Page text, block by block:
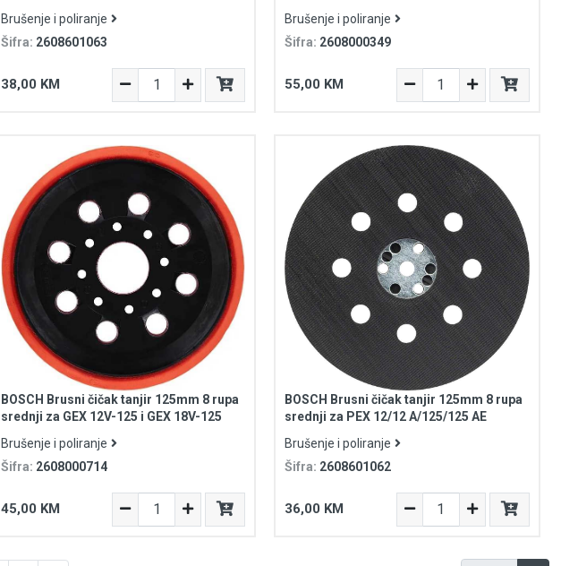
Brušenje i poliranje
Šifra: 2608601063
38,00 KM
Brušenje i poliranje
Šifra: 2608000349
55,00 KM
BOSCH Brusni čičak tanjir 125mm 8 rupa
srednji za GEX 12V-125 i GEX 18V-125
Brušenje i poliranje
Šifra: 2608000714
45,00 KM
BOSCH Brusni čičak tanjir 125mm 8 rupa
srednji za PEX 12/12 A/125/125 AE
Brušenje i poliranje
Šifra: 2608601062
36,00 KM